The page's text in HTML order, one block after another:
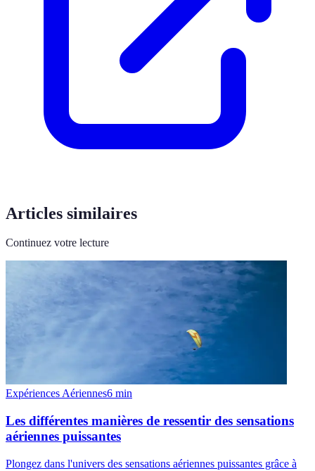
Articles similaires
Continuez votre lecture
Expériences Aériennes6 min
Les différentes manières de ressentir des sensations
aériennes puissantes
Plongez dans l'univers des sensations aériennes puissantes grâce à